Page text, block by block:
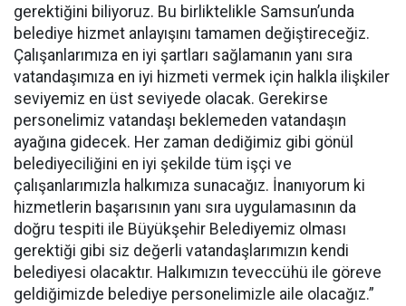
gerektiğini biliyoruz. Bu birliktelikle Samsun’unda
belediye hizmet anlayışını tamamen değiştireceğiz.
Çalışanlarımıza en iyi şartları sağlamanın yanı sıra
vatandaşımıza en iyi hizmeti vermek için halkla ilişkiler
seviyemiz en üst seviyede olacak. Gerekirse
personelimiz vatandaşı beklemeden vatandaşın
ayağına gidecek. Her zaman dediğimiz gibi gönül
belediyeciliğini en iyi şekilde tüm işçi ve
çalışanlarımızla halkımıza sunacağız. İnanıyorum ki
hizmetlerin başarısının yanı sıra uygulamasının da
doğru tespiti ile Büyükşehir Belediyemiz olması
gerektiği gibi siz değerli vatandaşlarımızın kendi
belediyesi olacaktır. Halkımızın teveccühü ile göreve
geldiğimizde belediye personelimizle aile olacağız.”